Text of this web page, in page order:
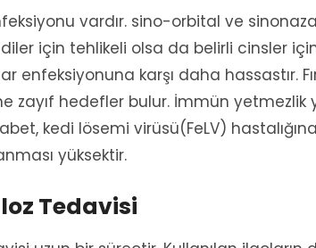
vardır. sino-orbital ve
için tehlikeli olsa da belirli cinsler
enfeksiyonuna karşı daha hassastır.
zayıf hedefler bulur. İmmün yetmezlik
kedi lösemi virüsü(FeLV)
yüksektir.
Tedavisi